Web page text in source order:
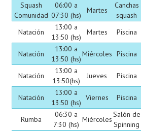
Squash
Comunidad
06:00 a
07:30 (hs)
Martes
Canchas
squash
Natación
13:00 a
13:50 (hs)
Martes Piscina
Natación
13:00 a
13:50 (hs)
Miércoles Piscina
Natación
13:00 a
13:50(hs)
Jueves Piscina
Natación
13:00 a
13:50 (hs)
Viernes Piscina
Rumba
06:30 a
7:30 (hs)
Miércoles
Salón de
Spinning